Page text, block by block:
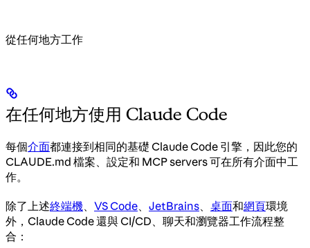
從任何地方工作
在任何地方使用 Claude Code
每個介面都連接到相同的基礎 Claude Code 引擎，因此您的
CLAUDE.md 檔案、設定和 MCP servers 可在所有介面中工
作。
除了上述終端機、 VS Code、 JetBrains、 桌面和網頁環境
外，Claude Code 還與 CI/CD、聊天和瀏覽器工作流程整
合：